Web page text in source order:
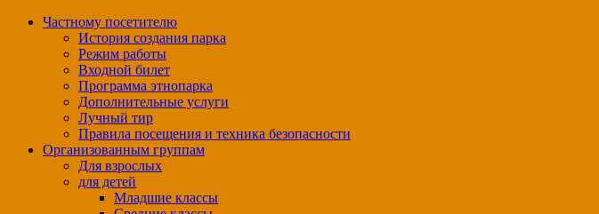
Частному посетителю
История создания парка
Режим работы
Входной билет
Программа этнопарка
Дополнительные услуги
Лучный тир
Правила посещения и техника безопасности
Организованным группам
Для взрослых
для детей
Младшие классы